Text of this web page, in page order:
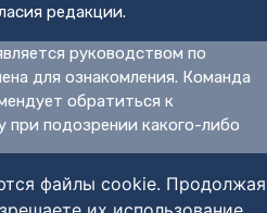
редакции.
руководством по
для ознакомления. Команда
обратиться к
при подозрении какого-либо
НЕОБХОДИМА
файлы cookie. Продолжая